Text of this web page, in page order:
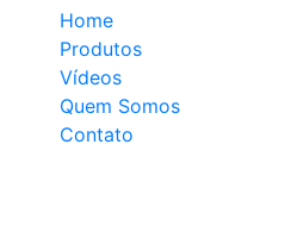
Home
Produtos
Vídeos
Quem Somos
Contato